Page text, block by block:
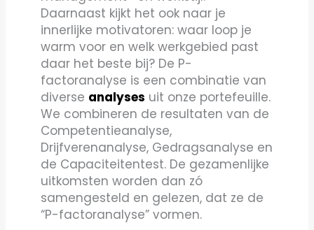
Daarnaast kijkt het ook naar je
innerlijke motivatoren: waar loop je
warm voor en welk werkgebied past
daar het beste bij? De P-
factoranalyse is een combinatie van
diverse analyses uit onze portefeuille.
We combineren de resultaten van de
Competentieanalyse,
Drijfverenanalyse, Gedragsanalyse en
de Capaciteitentest. De gezamenlijke
uitkomsten worden dan zó
samengesteld en gelezen, dat ze de
“P-factoranalyse” vormen.